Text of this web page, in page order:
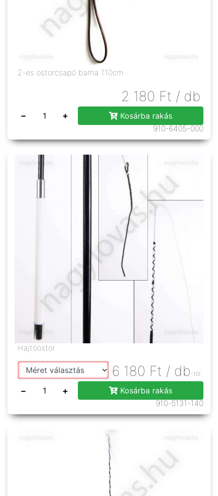
2-es ostorcsapó barna 110cm
2 180 Ft / db
− +
Kosárba rakás
910-6405-000
Hajtóostor
6 180 Ft / db -tól
− +
Kosárba rakás
910-5131-140